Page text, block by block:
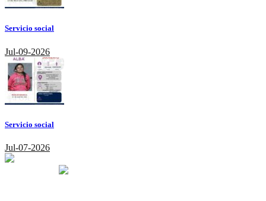
Servicio social
Jul-09-2026
Servicio social
Jul-07-2026